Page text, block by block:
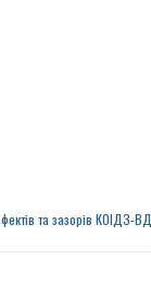
та зазорів КОІДЗ-ВД